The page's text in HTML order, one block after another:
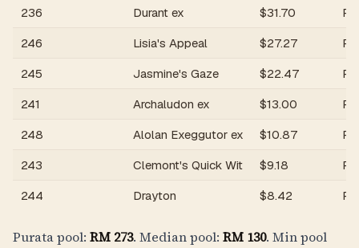
236
Durant ex $31.70
246
Lisia's Appeal $27.27
245
Jasmine's Gaze $22.47
241
Archaludon ex $13.00
248
Alolan Exeggutor ex $10.87
243
Clemont's Quick Wit $9.18
244
Drayton $8.42
Purata pool: RM 273. Median pool: RM 130. Min pool